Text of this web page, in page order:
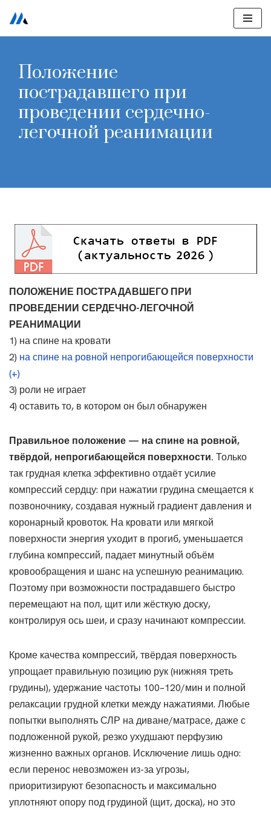
Перейти
содержимому
Положение
пострадавшего при
проведении сердечно-
легочной реанимации
ПОЛОЖЕНИЕ ПОСТРАДАВШЕГО ПРИ
ПРОВЕДЕНИИ СЕРДЕЧНО-ЛЕГОЧНОЙ
РЕАНИМАЦИИ
1) на спине на кровати
2) на спине на ровной непрогибающейся поверхности
(+)
3) роли не играет
4) оставить то, в котором он был обнаружен
Правильное положение — на спине на ровной,
твёрдой, непрогибающейся поверхности. Только
так грудная клетка эффективно отдаёт усилие
компрессий сердцу: при нажатии грудина смещается к
позвоночнику, создавая нужный градиент давления и
коронарный кровоток. На кровати или мягкой
поверхности энергия уходит в прогиб, уменьшается
глубина компрессий, падает минутный объём
кровообращения и шанс на успешную реанимацию.
Поэтому при возможности пострадавшего быстро
перемещают на пол, щит или жёсткую доску,
контролируя ось шеи, и сразу начинают компрессии.
Кроме качества компрессий, твёрдая поверхность
упрощает правильную позицию рук (нижняя треть
грудины), удержание частоты 100–120/мин и полной
релаксации грудной клетки между нажатиями. Любые
попытки выполнять СЛР на диване/матрасе, даже с
подложенной рукой, резко ухудшают перфузию
жизненно важных органов. Исключение лишь одно:
если перенос невозможен из-за угрозы,
приоритизируют безопасность и максимально
уплотняют опору под грудиной (щит, доска), но это